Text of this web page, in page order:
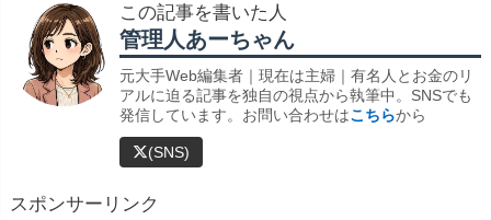
この記事を書いた人
管理人あーちゃん
元大手Web編集者｜現在は主婦｜有名人とお金のリ
アルに迫る記事を独自の視点から執筆中。SNSでも
発信しています。お問い合わせはこちらから
(SNS)
スポンサーリンク